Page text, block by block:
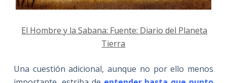
El Hombre y la Sabana: Fuente: Diario del Planeta
Tierra
Una cuestión adicional, aunque no por ello menos